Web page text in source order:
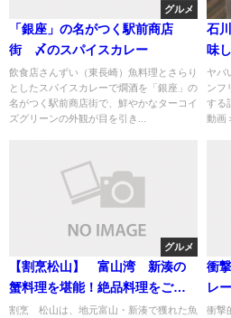
グルメ
「銀座」の名がつく駅前商店
街 〆のスパイスカレー
飲食店さんずい（東長崎）魚料理とさらり
としたスパイスカレーで燗酒を「銀座」の
名がつく駅前商店街で、鮮やかなターコイ
ズグリーンの外観が目を引き...
石
味
ヤバ
ン
する
動画
グルメ
【割烹松山】 富山湾 新湊の
蟹料理を堪能！絶品料理をご紹
介
割烹 松山は、地元富山・新湊で獲れた魚
衝
レ
衝撃